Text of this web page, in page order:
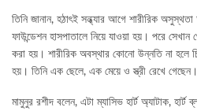
তিনি জানান, হঠাৎই সন্ধ্যার আগে শারীরিক অসুস্থতা
ফাউন্ডেশন হাসপাতালে নিয়ে যাওয়া হয়। পরে সেখান
করা হয়। শারীরিক অবস্থার কোনো উন্নতি না হলে
হয়। তিনি এক ছেলে, এক মেয়ে ও স্ত্রী রেখে গেছেন।
মামুনুর রশীদ বলেন, এটা ম্যাসিভ হার্ট অ্যাটাক,